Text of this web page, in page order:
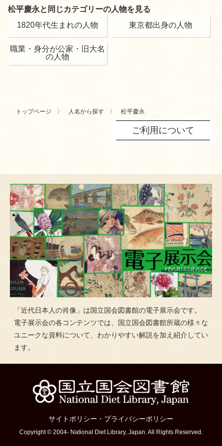
松平慶永と同じカテゴリーの人物を見る
1820年代生まれの人物
東京都出身の人物
職業・身分が公家・旧大名
の人物
トップページ 人名から探す 松平慶永
ご利用について
「近代日本人の肖像」は国立国会図書館の電子展示会です。
電子展示会の各コンテンツでは、国立国会図書館所蔵の様々な
ユニークな資料について、わかりやすい解説を加え紹介してい
ます。
サイトポリシー ・ プライバシーポリシー
Copyright © 2004- National Diet Library, Japan. All Rights Reserved.